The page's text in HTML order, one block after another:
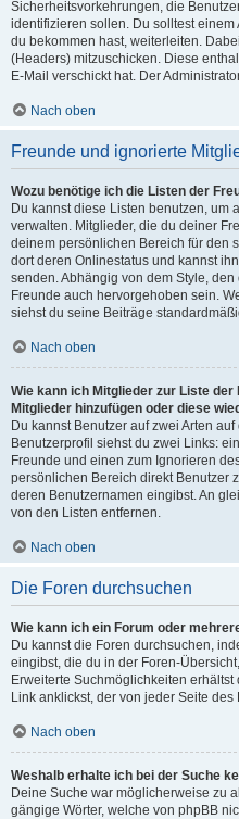
Sicherheitsvorkehrungen, die
identifizieren sollen. Du solltest
du bekommen hast, weiterleiten.
(Headers) mitzuschicken. Diese
E-Mail verschickt hat. Der
Nach oben
Freunde und ignorierte
Wozu benötige ich die Listen der
Du kannst diese Listen benutzen, um
verwalten. Mitglieder, die du deiner
deinem persönlichen Bereich für den
dort deren Onlinestatus und kannst
senden. Abhängig von dem Style,
Freunde auch hervorgehoben sein.
siehst du seine Beiträge
Nach oben
Wie kann ich Mitglieder zur Liste
Mitglieder hinzufügen oder diese
Du kannst Benutzer auf zwei Arten
Benutzerprofil siehst du zwei Links:
Freunde und einen zum Ignorieren
persönlichen Bereich direkt Benutzer
deren Benutzernamen eingibst. An
von den Listen entfernen.
Nach oben
Die Foren durchsuchen
Wie kann ich ein Forum oder
Du kannst die Foren durchsuchen,
eingibst, die du in der Foren-
Erweiterte Suchmöglichkeiten erhältst
Link anklickst, der von jeder Seite
Nach oben
Weshalb erhalte ich bei der Suche
Deine Suche war möglicherweise zu
gängige Wörter, welche von phpBB